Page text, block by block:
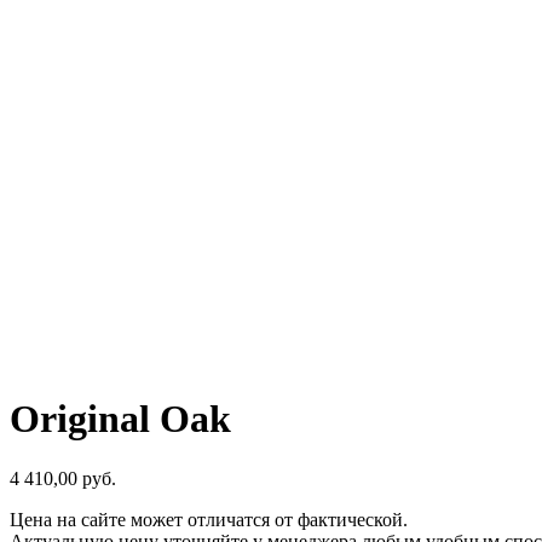
Original Oak
4 410,00 руб.
Цена на сайте может отличатся от фактической.